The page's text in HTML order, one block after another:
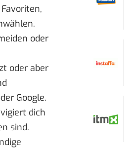
oder
oder aber
Google.
dich
sind.